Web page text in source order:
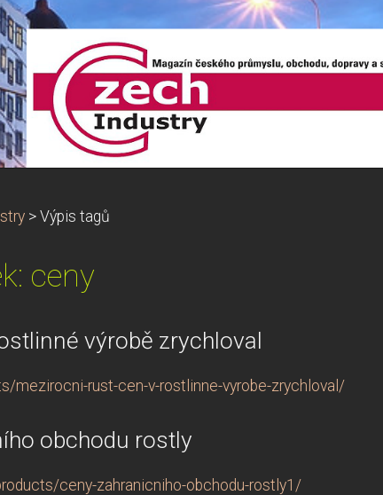
> Výpis tagů
ceny
výrobě zrychloval
mezirocni-rust-cen-v-rostlinne-vyrobe-zrychloval/
obchodu rostly
ceny-zahranicniho-obchodu-rostly1/